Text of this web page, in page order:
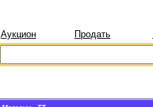
Аукцион Продать